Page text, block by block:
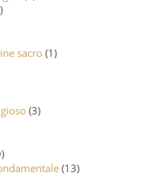
sacro (1)
(3)
(13)